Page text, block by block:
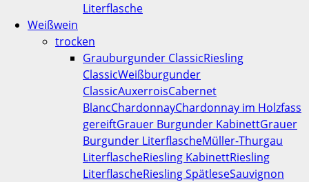
Literflasche
Weißwein
trocken
Grauburgunder ClassicRiesling
ClassicWeißburgunder
ClassicAuxerroisCabernet
BlancChardonnayChardonnay im Holzfass
gereiftGrauer Burgunder KabinettGrauer
Burgunder LiterflascheMüller-Thurgau
LiterflascheRiesling KabinettRiesling
LiterflascheRiesling SpätleseSauvignon